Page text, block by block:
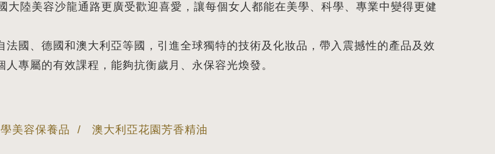
陸美容沙龍通路更廣受歡迎喜愛，讓每個女人都能在美學、科學、專業中變得更健
國、德國和澳大利亞等國，引進全球獨特的技術及化妝品，帶入震撼性的產品及效
專屬的有效課程，能夠抗衡歲月、永保容光煥發。
美容保養品 / 澳大利亞花園芳香精油